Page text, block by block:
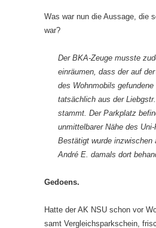
Was war nun die Aussage, die
war?
Der BKA-Zeuge musste
einräumen, dass der auf
des Wohnmobils
tatsächlich aus der
stammt. Der Parkplatz
unmittelbarer Nähe des
Bestätigt wurde inzwischen
André E. damals dort
Gedoens.
Hatte der AK NSU schon vor
samt Vergleichsparkschein,